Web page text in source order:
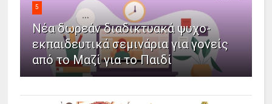
5
Νέα δωρεάν διαδικτυακά ψυχο-
εκπαιδευτικά σεμινάρια για γονείς
από το Μαζί για το Παιδί